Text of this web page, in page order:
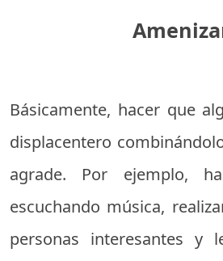
Básicamente, hacer que
displacentero
agrade. Por ejemplo,
escuchando música,
personas interesantes y